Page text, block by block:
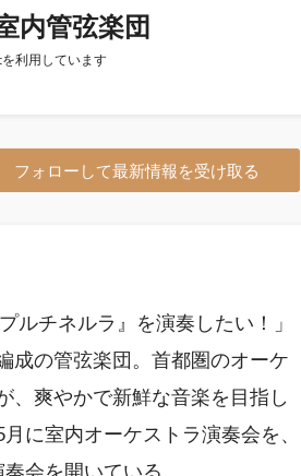
内管弦楽団
利用しています
フォローして最新情報を受け取る
ルチネルラ』を演奏したい！」
成の管弦楽団。首都圏のオーケ
、爽やかで新鮮な音楽を目指し
に室内オーケストラ演奏会を、
会を開いている。